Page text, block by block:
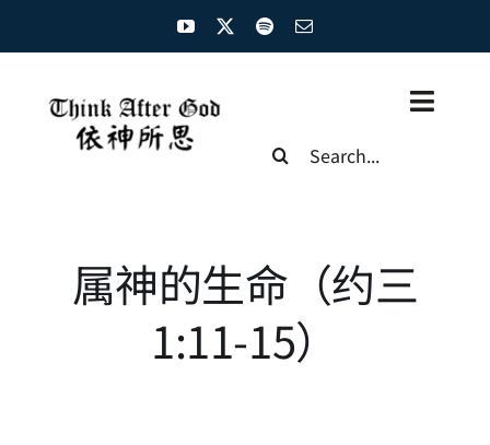
圣经概览
Search
属神的生命（约三
1:11-15）